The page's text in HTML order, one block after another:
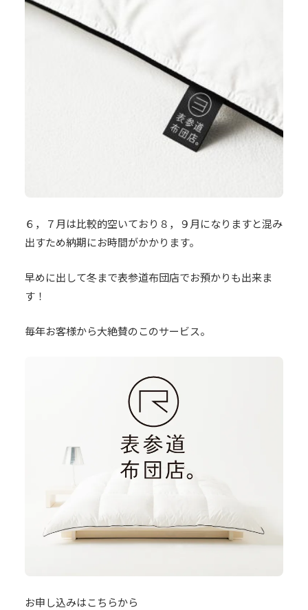
６，７月は比較的空いており８，９月になりますと混み
出すため納期にお時間がかかります。
早めに出して冬まで表参道布団店でお預かりも出来ま
す！
毎年お客様から大絶賛のこのサービス。
お申し込みはこちらから